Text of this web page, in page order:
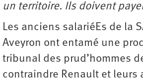
un territoire. Ils doivent
Les anciens salariéEs de la
Aveyron ont entamé une
tribunal des prud’hommes
contraindre Renault et leurs